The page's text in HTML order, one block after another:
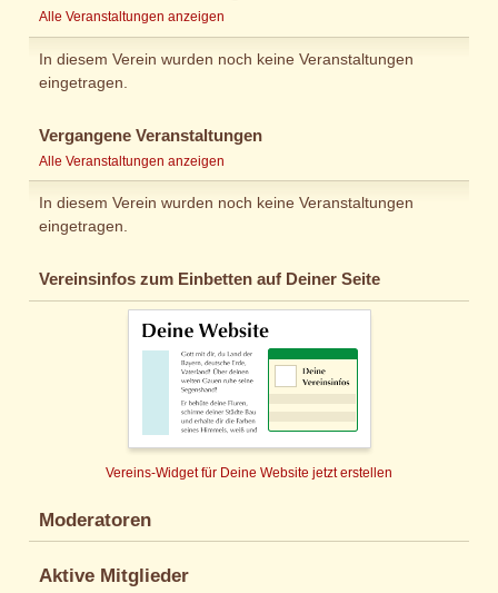
Alle Veranstaltungen anzeigen
In diesem Verein wurden noch keine Veranstaltungen
eingetragen.
Vergangene Veranstaltungen
Alle Veranstaltungen anzeigen
In diesem Verein wurden noch keine Veranstaltungen
eingetragen.
Vereinsinfos zum Einbetten auf Deiner Seite
Vereins-Widget für Deine Website jetzt erstellen
Moderatoren
Aktive Mitglieder